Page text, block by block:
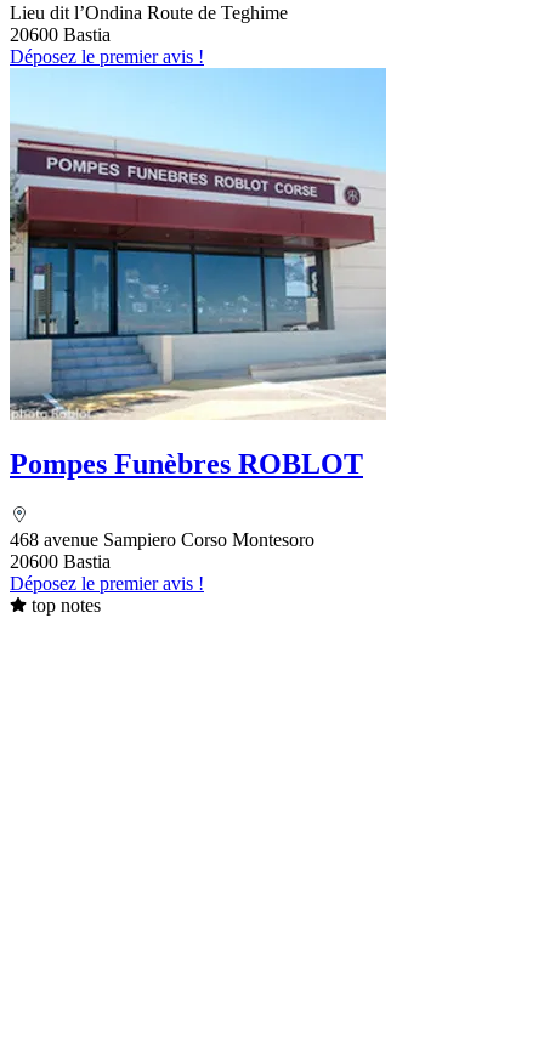
Lieu dit l’Ondina Route de Teghime
20600 Bastia
Déposez le premier avis !
Pompes Funèbres ROBLOT
468 avenue Sampiero Corso Montesoro
20600 Bastia
Déposez le premier avis !
top notes